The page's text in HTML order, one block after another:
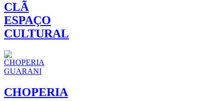
CLÃ
ESPAÇO
CULTURAL
CHOPERIA